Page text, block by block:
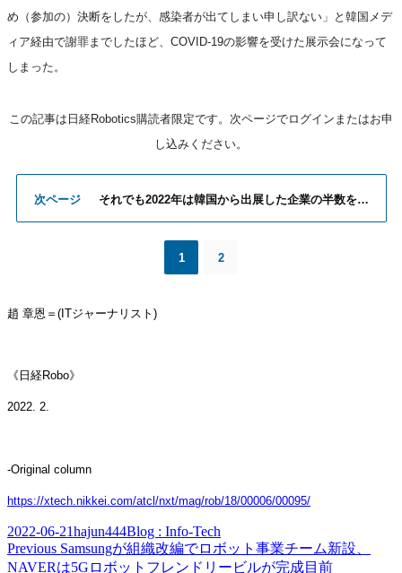
め（参加の）決断をしたが、感染者が出てしまい申し訳ない」と韓国メデ
ィア経由で謝罪までしたほど、COVID-19の影響を受けた展示会になって
しまった。
この記事は日経Robotics購読者限定です。次ページでログインまたはお申
し込みください。
次ページ それでも2022年は韓国から出展した企業の半数を…
1 2
趙 章恩 ＝ (ITジャ ーナリスト )
《日 経Robo》
2022. 2.
-Original column
https://xtech.nikkei.com/atcl/nxt/mag/rob/18/00006/00095/
Posted
on
2022-06-21Author
hajun444Categories
Blog : Info-Tech
Post
Previous Previous
post:
Samsungが組織改編でロボット事業チーム新設、
NAVERは5Gロボットフレンドリービルが完成目前